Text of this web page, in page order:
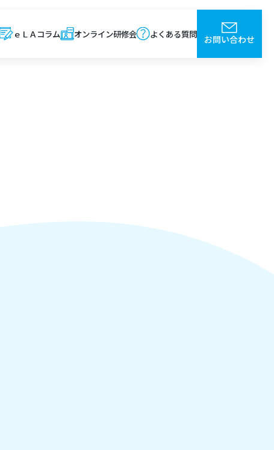
ｅＬＡコラム オンライン研修会 よくある質問 お問い合わせ